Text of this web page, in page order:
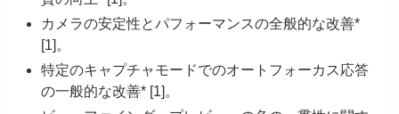
カメラの安定性とパフォーマンスの全般的な改善*
[1]。
特定のキャプチャモードでのオートフォーカス応答
の一般的な改善* [1]。